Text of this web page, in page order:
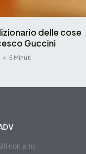
delle cose
Guccini
5 Minuti
non ams